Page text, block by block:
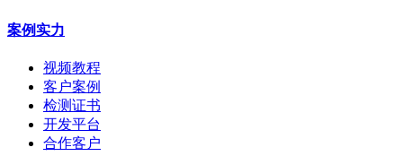
案例实力
视频教程
客户案例
检测证书
开发平台
合作客户